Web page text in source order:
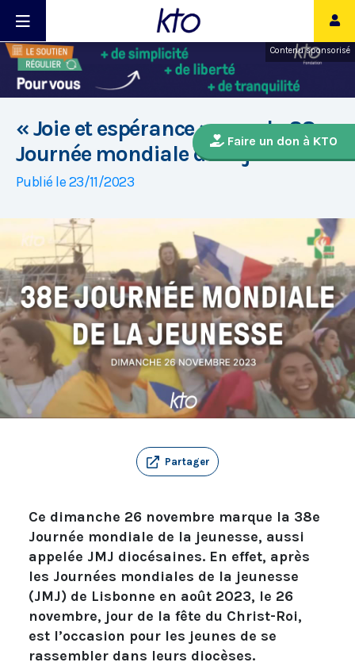
Contenu sponsorisé
Faire un don à KTO
« Joie et espérance » pour la 38e
Journée mondiale de la jeunesse
Publié le 23/11/2023
Partager
Ce dimanche 26 novembre marque la 38e
Journée mondiale de la jeunesse, aussi
appelée JMJ diocésaines. En effet, après
les Journées mondiales de la jeunesse
(JMJ) de Lisbonne en août 2023, le 26
novembre, jour de la fête du Christ-Roi,
est l’occasion pour les jeunes de se
rassembler dans leurs diocèses.